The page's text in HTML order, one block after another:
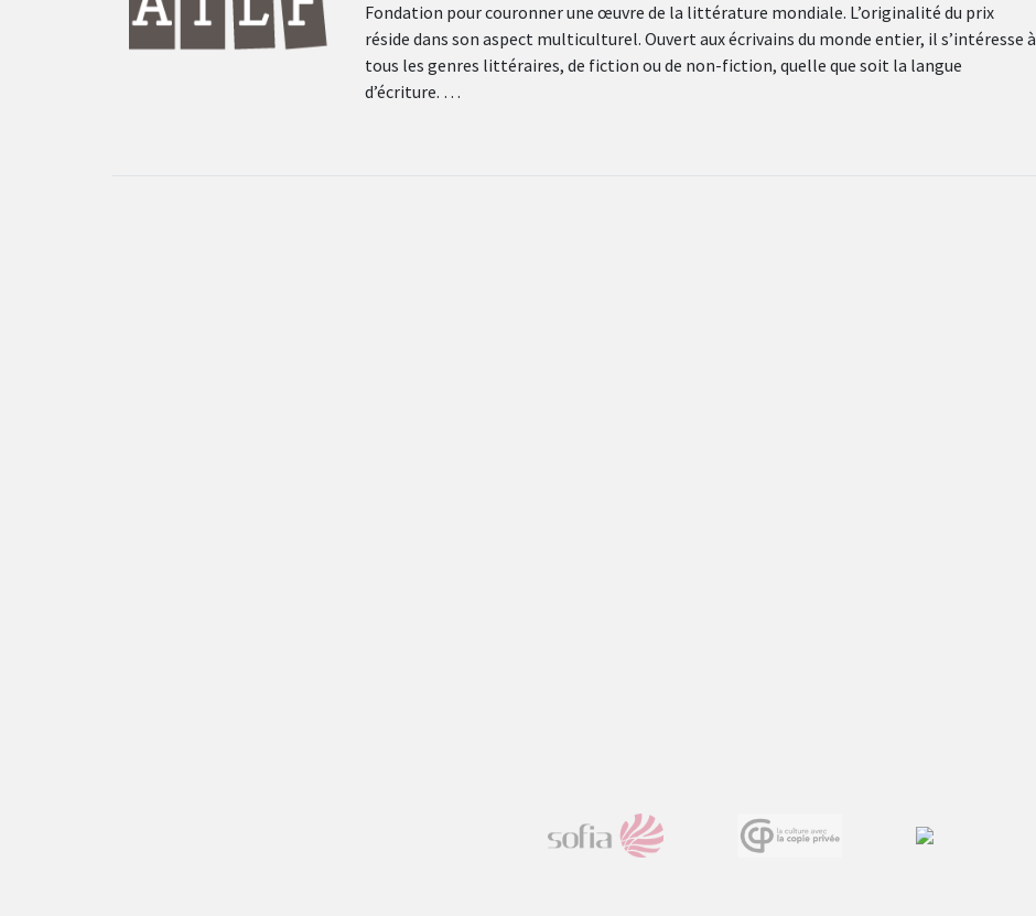
Fondation pour couronner une œuvre de la littérature mondiale. L’originalité du prix
réside dans son aspect multiculturel. Ouvert aux écrivains du monde entier, il s’intéresse à
tous les genres littéraires, de fiction ou de non-fiction, quelle que soit la langue
d’écriture. …